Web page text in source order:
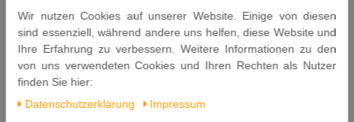
Salz
Galgant
Kaffir-Limettenschale
Kreuzkümmel
Koriandersamen
Inhalt: 50g x 6 =300g
Wir nutzen Cookies auf unserer Website. Einige von diesen
sind essenziell, während andere uns helfen, diese Website und
Ihre Erfahrung zu verbessern. Weitere Informationen zu den
von uns verwendeten Cookies und Ihren Rechten als Nutzer
finden Sie hier:
Daten­schutz­erklärung
Impressum